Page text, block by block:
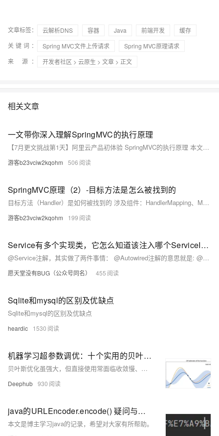
文章标签： 云解析DNS 容器 Java 前端开发
缓存
关键词：
Spring MVC文件上传请求
Spring MVC原理请求
来 源：
开发者社区 > 云原生 > 文章 > 正文
相关文章
一文带你深入理解SpringMVC的执行原理
【7月更文挑战第1天】阿里云产品初体验 SpringMVC的执行原理 本文分析的问题：文件上传的请求的处理、跨域的处理、是怎么找到目标方法的、目标方法的执行、目标方法参数的封装、返回值的处理、拦截器的执行、中间出现异常时的处理 涉及组件：文件上传解析器、跨域处理器、处理器映射器、处理器注册中心、处理器执行链、处理器适配器、参数解析器、数据绑定器、类型转换器、返回值处理器、内容协商管理器、消息转换器、异常解析器、
游客b23vciw2kqohm 506
SpringMVC原理（2）-目标方法是怎么被找到的
目标方法（Handler）是如何被找到的 涉及组件：HandlerMapping、MappingRegistry、HandlerExecutionChain
游客b23vciw2kqohm 199
Service有多个实现类，它怎么知道该注入哪个ServiceImpl类？
@Service注解，其实做了两件事情： @Autowired注解的意思就是: @Autowired和@Resource两个注解的区别：
愿天堂没有BUG（公众号同名） 455
Sqlite和mysql的区别及优缺点
Sqlite和mysql的区别及优缺点
heardic 1530
机器学习超参数调优：十个实用的贝叶斯优化（Bayesian Optimization）进阶技巧
贝叶斯优化虽强大，但直接使用常面临收敛慢、计算贵等问题。本文总结十大实战技巧：引入先验加速冷启动，动态调整采集函数打破平台期，对数变换处理量级差异，避免超-超参数过拟合，成本感知抑制资源浪费，混合随机搜索提升鲁棒性，并行化利用多GPU，正确编码类别变量，约束无效区域，以及集成代理模型降方差。结合这些策略，让BO更智能、高效，真正发挥超参调优潜力。
Deephub 930
java的URLEncoder.encode() 疑问与解惑
本文是博主学习java的记录，希望对大家有所帮助。